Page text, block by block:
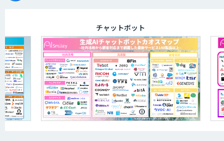
APTOのAI受託開発
アポメイト
チャットボット